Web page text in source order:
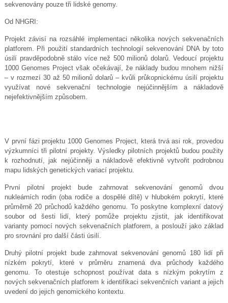
sekvenovány pouze tři lidské genomy.
Od NHGRI:
Projekt závisí na rozsáhlé implementaci několika nových sekvenačních
platforem. Při použití standardních technologií sekvenování DNA by toto
úsilí pravděpodobně stálo více než 500 milionů dolarů. Vedoucí projektu
1000 Genomes Project však očekávají, že náklady budou mnohem nižší
– v rozmezí 30 až 50 milionů dolarů – kvůli průkopnickému úsilí projektu
využívat nové sekvenační technologie nejúčinnějším a nákladově
nejefektivnějším způsobem.
V první fázi projektu 1000 Genomes Project, která trvá asi rok, provedou
výzkumníci tři pilotní projekty. Výsledky pilotních projektů budou použity
k rozhodnutí, jak nejúčinněji a nákladově efektivně vytvořit podrobnou
mapu lidských genetických variací projektu.
První pilotní projekt bude zahrnovat sekvenování genomů dvou
nukleárních rodin (oba rodiče a dospělé dítě) v hlubokém pokrytí, které
průměrně 20 průchodů každého genomu. To poskytne komplexní datový
soubor od šesti lidí, který pomůže projektu zjistit, jak identifikovat
varianty pomocí nových sekvenačních platforem, a poslouží jako základ
pro srovnání pro další části úsilí.
Druhý pilotní projekt bude zahrnovat sekvenování genomů 180 lidí při
nízkém pokrytí, které v průměru znamená dva průchody každého
genomu. To otestuje schopnost používat data s nízkým pokrytím z
nových sekvenačních platforem k identifikaci sekvenčních variant a jejich
uvedení do jejich genomického kontextu.